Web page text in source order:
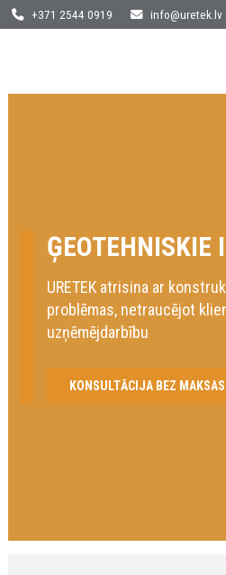
Skip
to
+371 2544 0919 info@uretek.lv
ĢEOTEHNISKIE
URETEK atrisina ar
problēmas, netraucējot
uzņēmējdarbību
KONSULTĀCIJA BEZ